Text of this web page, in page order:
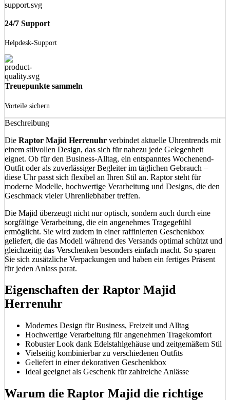
24/7 Support
Helpdesk-Support
Treuepunkte sammeln
Vorteile sichern
Beschreibung
Die Raptor Majid Herrenuhr verbindet aktuelle Uhrentrends mit
einem stilvollen Design, das sich für nahezu jede Gelegenheit
eignet. Ob für den Business-Alltag, ein entspanntes Wochenend-
Outfit oder als zuverlässiger Begleiter im täglichen Gebrauch –
diese Uhr passt sich flexibel an Ihren Stil an. Raptor steht für
moderne Modelle, hochwertige Verarbeitung und Designs, die den
Geschmack vieler Uhrenliebhaber treffen.
Die Majid überzeugt nicht nur optisch, sondern auch durch eine
sorgfältige Verarbeitung, die ein angenehmes Tragegefühl
ermöglicht. Sie wird zudem in einer raffinierten Geschenkbox
geliefert, die das Modell während des Versands optimal schützt und
gleichzeitig das Verschenken besonders einfach macht. So sparen
Sie sich zusätzliche Verpackungen und haben ein fertiges Präsent
für jeden Anlass parat.
Eigenschaften der Raptor Majid
Herrenuhr
Modernes Design für Business, Freizeit und Alltag
Hochwertige Verarbeitung für angenehmen Tragekomfort
Robuster Look dank Edelstahlgehäuse und zeitgemäßem Stil
Vielseitig kombinierbar zu verschiedenen Outfits
Geliefert in einer dekorativen Geschenkbox
Ideal geeignet als Geschenk für zahlreiche Anlässe
Warum die Raptor Majid die richtige